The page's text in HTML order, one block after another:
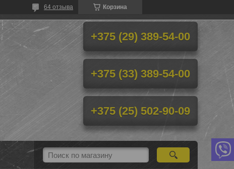
Корзина
64 отзыва
+375 (29) 389-54-00
+375 (33) 389-54-00
+375 (25) 502-90-09